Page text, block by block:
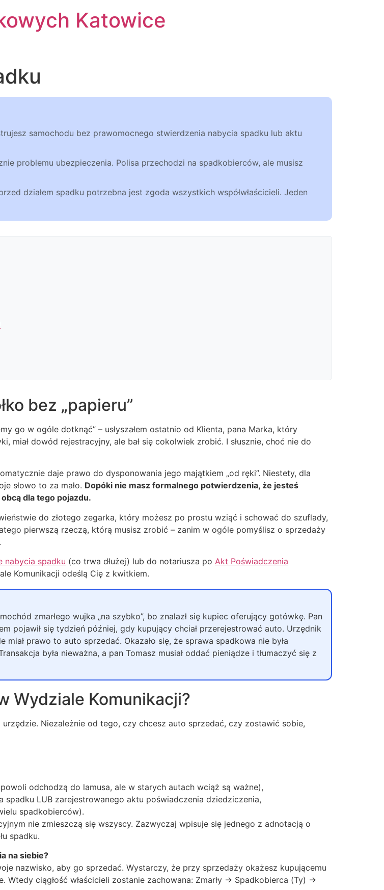
Katowice
samochodu bez prawomocnego stwierdzenia nabycia spadku lub aktu
problemu ubezpieczenia. Polisa przechodzi na spadkobierców, ale musisz
działem spadku potrzebna jest zgoda wszystkich współwłaścicieli. Jeden
bez „papieru”
go w ogóle dotknąć” – usłyszałem ostatnio od Klienta, pana Marka, który
miał dowód rejestracyjny, ale bał się cokolwiek zrobić. I słusznie, choć nie do
daje prawo do dysponowania jego majątkiem „od ręki”. Niestety, dla
słowo to za mało. Dopóki nie masz formalnego potwierdzenia, że jesteś
dla tego pojazdu.
do złotego zegarka, który możesz po prostu wziąć i schować do szuflady,
pierwszą rzeczą, którą musisz zrobić – zanim w ogóle pomyślisz o sprzedaży
nabycia spadku (co trwa dłużej) lub do notariusza po Akt Poświadczenia
Komunikacji odeślą Cię z kwitkiem.
zmarłego wujka „na szybko”, bo znalazł się kupiec oferujący gotówkę. Pan
pojawił się tydzień później, gdy kupujący chciał przerejestrować auto. Urzędnik
prawo to auto sprzedać. Okazało się, że sprawa spadkowa nie była
była nieważna, a pan Tomasz musiał oddać pieniądze i tłumaczyć się z
Wydziale Komunikacji?
Niezależnie od tego, czy chcesz auto sprzedać, czy zostawić sobie,
odchodzą do lamusa, ale w starych autach wciąż są ważne),
LUB zarejestrowanego aktu poświadczenia dziedziczenia,
spadkobierców).
nie zmieszczą się wszyscy. Zazwyczaj wpisuje się jednego z adnotacją o
spadku.
na siebie?
nazwisko, aby go sprzedać. Wystarczy, że przy sprzedaży okażesz kupującemu
ciągłość właścicieli zostanie zachowana: Zmarły -> Spadkobierca (Ty) ->